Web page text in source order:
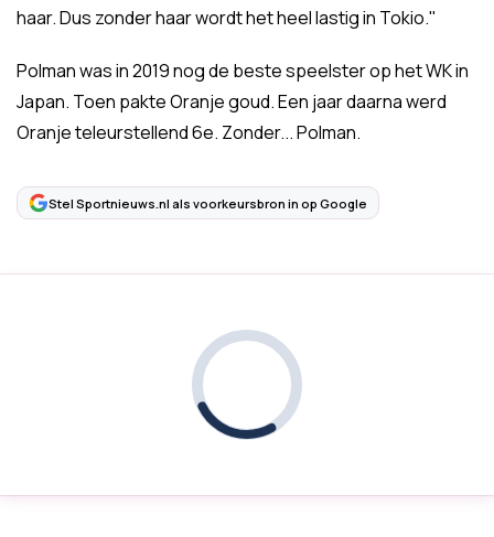
haar. Dus zonder haar wordt het heel lastig in Tokio."
Polman was in 2019 nog de beste speelster op het WK in
Japan. Toen pakte Oranje goud. Een jaar daarna werd
Oranje teleurstellend 6e. Zonder... Polman.
Stel Sportnieuws.nl als voorkeursbron in op Google